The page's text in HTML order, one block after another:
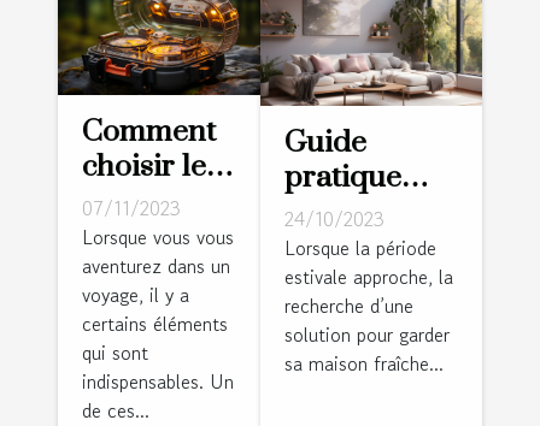
Comment
choisir le
meilleur
réveil de
voyage
pour vos
aventures
07/11/2023
Lorsque vous vous
aventurez dans un
voyage, il y a
certains éléments
qui sont
indispensables. Un
de ces...
Guide
pratique
pour choisir
la bonne
climatisation
pour votre
salle de
24/10/2023
Lorsque la période
estivale approche, la
recherche d’une
solution pour garder
sa maison fraîche...